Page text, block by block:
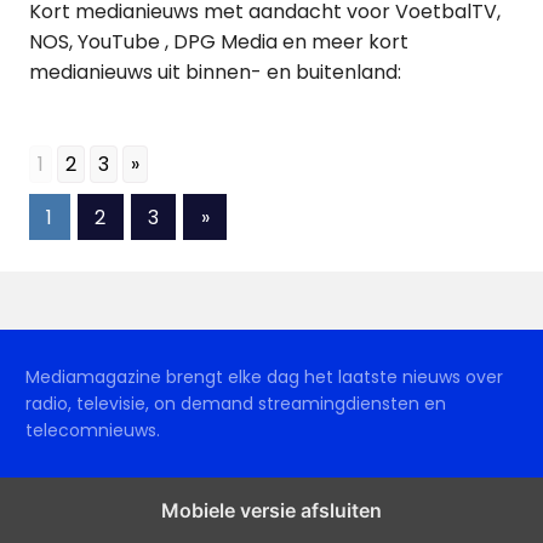
Kort medianieuws met aandacht voor VoetbalTV,
NOS, YouTube , DPG Media en meer kort
medianieuws uit binnen- en buitenland:
1 2 3 »
Berichten
1 2 3
Volgende
berichten
»
Mediamagazine brengt elke dag het laatste nieuws over
radio, televisie, on demand streamingdiensten en
telecomnieuws.
Mobiele versie afsluiten